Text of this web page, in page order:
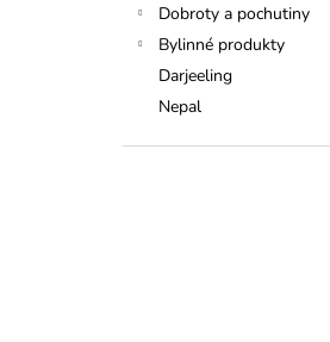
Dobroty a pochutiny
Bylinné produkty
Darjeeling
Nepal